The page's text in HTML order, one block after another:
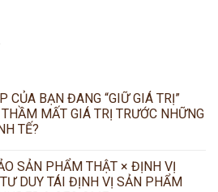
CỦA BẠN ĐANG “GIỮ GIÁ TRỊ”
MẤT GIÁ TRỊ TRƯỚC NHỮNG
TẾ?
SẢN PHẨM THẬT × ĐỊNH VỊ
DUY TÁI ĐỊNH VỊ SẢN PHẨM